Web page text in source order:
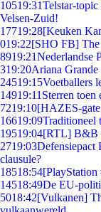
10519:31Telstar-
Velsen-Zuid!
17719:28[Keuken
019:22[SHO FB] The
8919:21Nederlandse
319:20Ariana Grande
24519:15Voetballers
14919:11 Sterren toen
7219:10[HAZES-
16619:09Traditioneel
19519:04[RTL] B&B
2719:03Defensiepact
clausule?
18518:54
14518:49De EU-
5018:42[Vulkanen]